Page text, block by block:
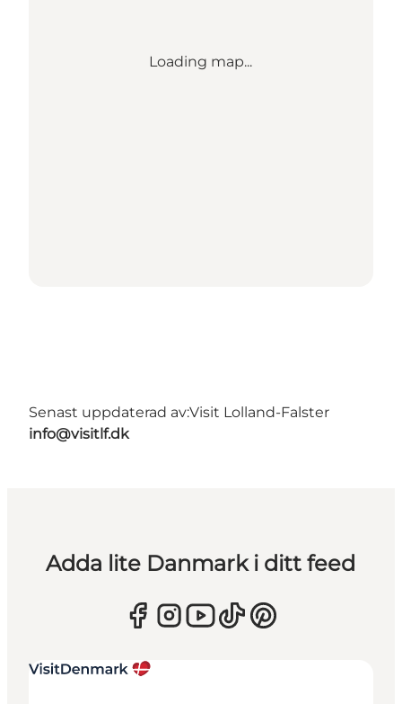
Loading map...
Senast uppdaterad av:Visit Lolland-Falster
info@visitlf.dk
Adda lite Danmark i ditt feed